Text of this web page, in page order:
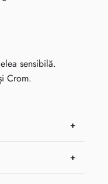
sensibilă.
Crom.